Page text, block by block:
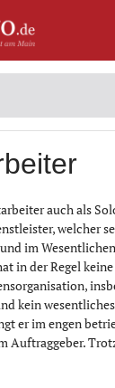
Kurt
Main
auch als
welcher
im
in der Regel
kein
er im engen
Auftraggeber.